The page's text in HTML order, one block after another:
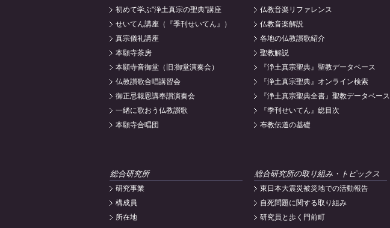
初めて学ぶ"浄土真宗の聖典"講座
せいてん講座（『季刊せいてん』）
真宗儀礼講座
本願寺茶房
本願寺音御堂（旧:御堂演奏会）
仏教讃歌合唱講習会
御正忌報恩講奉讃演奏会
一緒に歌おう仏教讃歌
本願寺合唱団
仏教音楽リファレンス
仏教音楽解説
各地の仏教讃歌紹介
聖教解説
『浄土真宗聖典』聖教データベース
『浄土真宗聖典』オンライン検索
『浄土真宗聖典全書』聖教データベース
『季刊せいてん』総目次
布教伝道の基礎
総合研究所
研究事業
構成員
所在地
総合研究所の取り組み・トピックス
東日本大震災被災地での活動報告
自死問題に関する取り組み
研究員と歩く門前町